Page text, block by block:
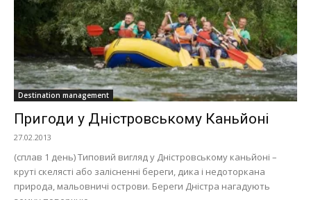
Destination management
Пригоди у Дністровському Каньйоні
27.02.2013
(сплав 1 день) Типовий вигляд у Дністровському каньйоні –
круті скелясті або залісненні береги, дика і недоторкана
природа, мальовничі острови. Береги Дністра нагадують